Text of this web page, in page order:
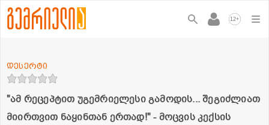
12+
"ამ რეცეპტით უგემრიელესი გამოდის... შეგიძლიათ
მიირთვით ნაყინთან ერთად!" - მოცვის კექსის
დესერტი